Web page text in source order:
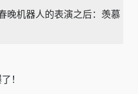
晚机器人的表演之后：羡慕
！